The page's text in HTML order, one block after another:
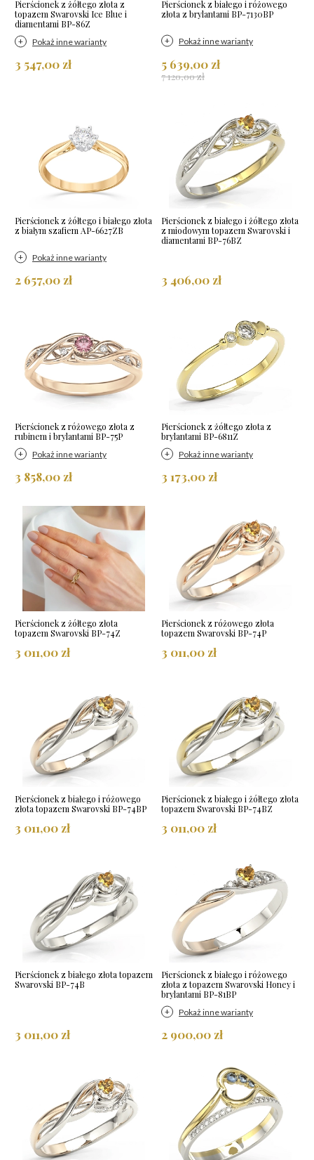
Pierścionek z żółtego złota z
topazem Swarovski Ice Blue i
diamentami BP-86Z
Pokaż inne warianty
3 547,00 zł
Pierścionek z białego i różowego
złota z brylantami BP-7130BP
Pokaż inne warianty
5 639,00 zł
7 120,00 zł
Pierścionek z żółtego i białego złota
z białym szafiem AP-6627ZB
Pokaż inne warianty
2 657,00 zł
Pierścionek z białego i żółtego złota
z miodowym topazem Swarovski i
diamentami BP-76BZ
3 406,00 zł
Pierścionek z różowego złota z
rubinem i brylantami BP-75P
Pokaż inne warianty
3 858,00 zł
Pierścionek z żółtego złota z
brylantami BP-6811Z
Pokaż inne warianty
3 173,00 zł
Pierścionek z żółtego złota
topazem Swarovski BP-74Z
3 011,00 zł
Pierścionek z różowego złota
topazem Swarovski BP-74P
3 011,00 zł
Pierścionek z białego i różowego
złota topazem Swarovski BP-74BP
3 011,00 zł
Pierścionek z białego i żółtego złota
topazem Swarovski BP-74BZ
3 011,00 zł
Pierścionek z białego złota topazem
Swarovski BP-74B
3 011,00 zł
Pierścionek z białego i różowego
złota z topazem Swarovski Honey i
brylantami BP-81BP
Pokaż inne warianty
2 900,00 zł